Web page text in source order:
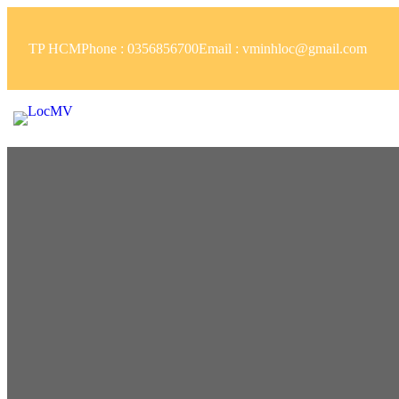
TP HCMPhone : 0356856700Email : vminhloc@gmail.com